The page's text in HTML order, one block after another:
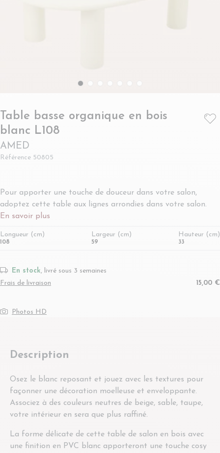
Table basse organique en bois
blanc L108- AMED
AMED
Référence 50805
Pour apporter une touche de douceur dans votre salon,
adoptez cette table aux lignes arrondies dans votre salon.
En savoir plus
Longueur (cm)
108
Largeur (cm)
59
Hauteur (cm)
33
En stock, livré sous 3 semaines
Frais de livraison
15,00 €
Photos HD
Description
Osez le blanc reposant et jouez avec les textures pour
façonner une décoration moelleuse et enveloppante.
Associez à des couleurs neutres de beige, sable, taupe,
votre intérieur en sera que plus raffiné.
La forme délicate de cette table de salon en bois avec
une finition en PVC blanc apporteront une touche cosy